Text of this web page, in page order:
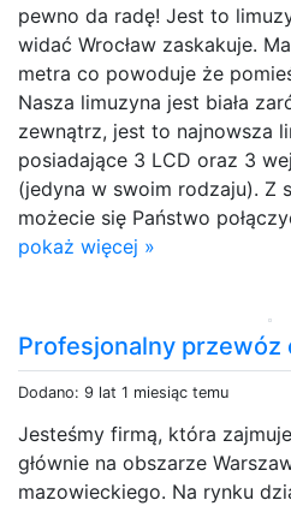
pewno da radę! Jest to
widać Wrocław zaskakuje.
metra co powoduje że
Nasza limuzyna jest biała
zewnątrz, jest to najnowsza
posiadające 3 LCD oraz 3
(jedyna w swoim rodzaju). Z
możecie się Państwo
pokaż więcej »
Profesjonalny przewóz
Dodano: 9 lat 1 miesiąc temu
Jesteśmy firmą, która
głównie na obszarze
mazowieckiego. Na rynku